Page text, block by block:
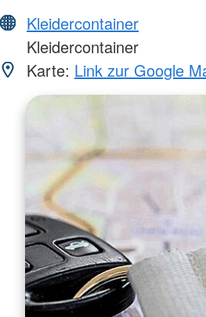
Kleidercontainer
Kleidercontainer
Karte: Link zur Google